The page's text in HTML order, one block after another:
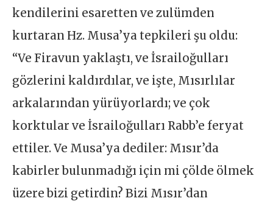
kendilerini esaretten ve zulümden
kurtaran Hz. Musa’ya tepkileri şu oldu:
“Ve Firavun yaklaştı, ve İsrailoğulları
gözlerini kaldırdılar, ve işte, Mısırlılar
arkalarından yürüyorlardı; ve çok
korktular ve İsrailoğulları Rabb’e feryat
ettiler. Ve Musa’ya dediler: Mısır’da
kabirler bulunmadığı için mi çölde ölmek
üzere bizi getirdin? Bizi Mısır’dan